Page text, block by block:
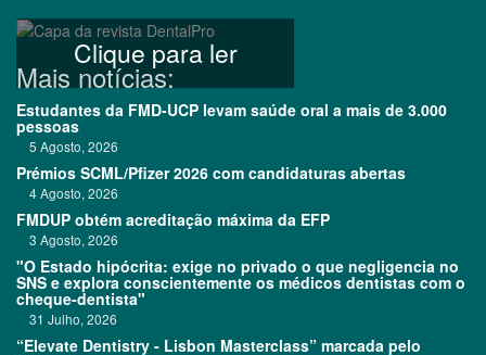
Clique para ler
Mais notícias:
Estudantes da FMD-UCP levam saúde oral a mais de 3.000
pessoas
5 Agosto, 2026
Prémios SCML/Pfizer 2026 com candidaturas abertas
4 Agosto, 2026
FMDUP obtém acreditação máxima da EFP
3 Agosto, 2026
"O Estado hipócrita: exige no privado o que negligencia no
SNS e explora conscientemente os médicos dentistas com o
cheque-dentista"
31 Julho, 2026
“Elevate Dentistry - Lisbon Masterclass” marcada pelo